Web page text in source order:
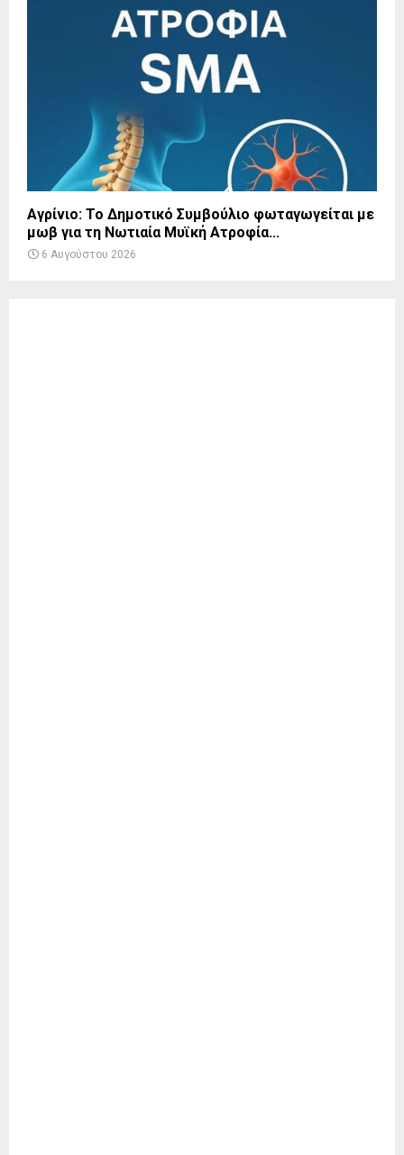
Αγρίνιο: Το Δημοτικό Συμβούλιο φωταγωγείται με
μωβ για τη Νωτιαία Μυϊκή Ατροφία...
6 Αυγούστου 2026